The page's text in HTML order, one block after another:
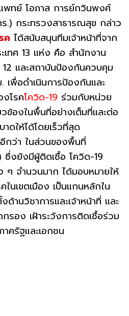
พทย์ โอภาส การย์กวินพงศ์
.) กระทรวงสาธารณสุข กล่าว
ค ได้สนับสนุนทีมเจ้าหน้าที่จาก
ทศ 13 แห่ง คือ สำนักงาน
และสถาบันป้องกันควบคุม
เพื่อดำเนินการป้องกันและ
โรคโควิด-19 ร่วมกับหน่วย
ข้องในพื้นที่อย่างเต็มที่และต่อ
ดให้ได้โดยเร็วที่สุด
กว่า ในส่วนของพื้นที่
งยังมีผู้ติดเชื้อ โควิด-19
ๆ จำนวนมาก ได้มอบหมายให้
นเขตเมือง เป็นแกนหลักใน
ด้านวิชาการและเจ้าหน้าที่ และ
รอง เฝ้าระวังการติดเชื้อร่วม
ครัฐและเอกชน